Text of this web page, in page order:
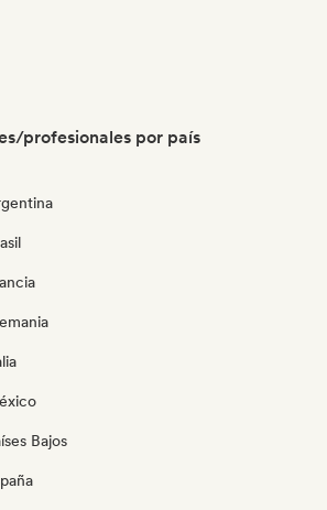
profesionales por país
Bajos